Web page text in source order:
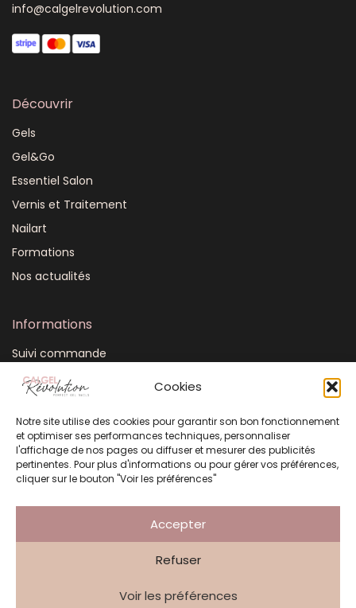
Cookies
Notre site utilise des cookies pour garantir son bon fonctionnement
et optimiser ses performances techniques, personnaliser
l'affichage de nos pages ou diffuser et mesurer des publicités
pertinentes. Pour plus d'informations ou pour gérer vos préférences,
cliquer sur le bouton "Voir les préférences"
Accepter
Refuser
Voir les préférences
info@calgelrevolution.com
Découvrir
Gels
Gel&Go
Essentiel Salon
Vernis et Traitement
Nailart
Formations
Nos actualités
Informations
Suivi commande
Mon compte
CGV
FAQ
Plan du site
Mentions légales